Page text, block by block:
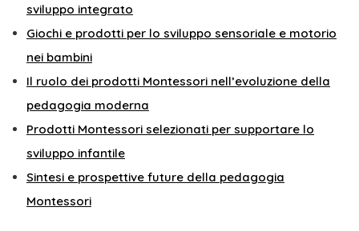
sviluppo integrato
Giochi e prodotti per lo sviluppo sensoriale e motorio
nei bambini
Il ruolo dei prodotti Montessori nell’evoluzione della
pedagogia moderna
Prodotti Montessori selezionati per supportare lo
sviluppo infantile
Sintesi e prospettive future della pedagogia
Montessori